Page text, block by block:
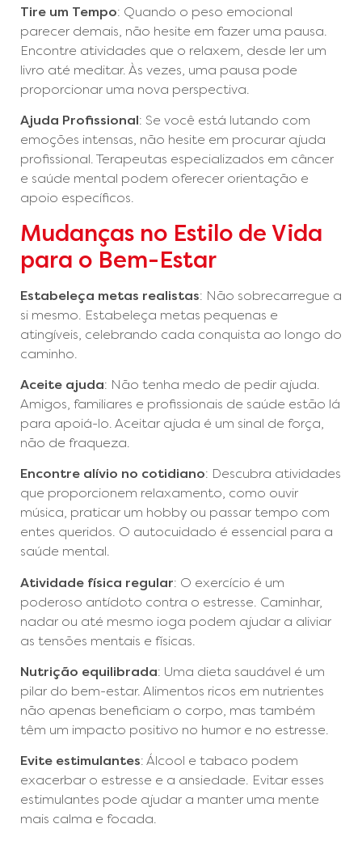
Tire um Tempo: Quando o peso emocional
parecer demais, não hesite em fazer uma pausa.
Encontre atividades que o relaxem, desde ler um
livro até meditar. Às vezes, uma pausa pode
proporcionar uma nova perspectiva.
Ajuda Profissional: Se você está lutando com
emoções intensas, não hesite em procurar ajuda
profissional. Terapeutas especializados em câncer
e saúde mental podem oferecer orientação e
apoio específicos.
Mudanças no Estilo de Vida
para o Bem-Estar
Estabeleça metas realistas: Não sobrecarregue a
si mesmo. Estabeleça metas pequenas e
atingíveis, celebrando cada conquista ao longo do
caminho.
Aceite ajuda: Não tenha medo de pedir ajuda.
Amigos, familiares e profissionais de saúde estão lá
para apoiá-lo. Aceitar ajuda é um sinal de força,
não de fraqueza.
Encontre alívio no cotidiano: Descubra atividades
que proporcionem relaxamento, como ouvir
música, praticar um hobby ou passar tempo com
entes queridos. O autocuidado é essencial para a
saúde mental.
Atividade física regular: O exercício é um
poderoso antídoto contra o estresse. Caminhar,
nadar ou até mesmo ioga podem ajudar a aliviar
as tensões mentais e físicas.
Nutrição equilibrada: Uma dieta saudável é um
pilar do bem-estar. Alimentos ricos em nutrientes
não apenas beneficiam o corpo, mas também
têm um impacto positivo no humor e no estresse.
Evite estimulantes: Álcool e tabaco podem
exacerbar o estresse e a ansiedade. Evitar esses
estimulantes pode ajudar a manter uma mente
mais calma e focada.